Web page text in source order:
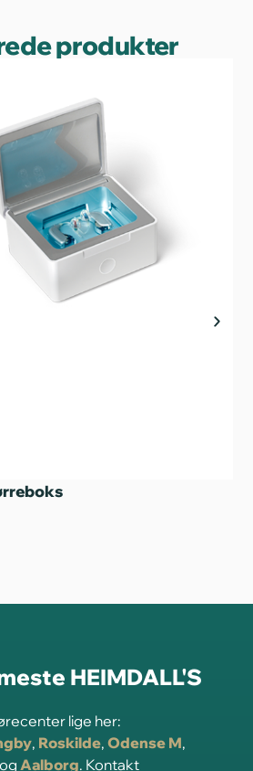
produkter
HEIMDALL'S
lige her:
, Roskilde,Odense M,
og Aalborg. Kontakt